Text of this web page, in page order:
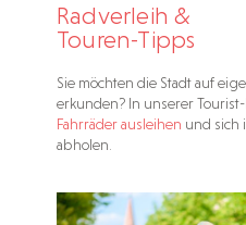
Radverleih &
Touren-Tipps
Sie möchten die Stadt auf
erkunden? In unserer
Fahrräder ausleihen und sich
abholen.